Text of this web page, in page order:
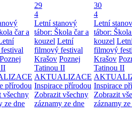
čar a
Poznej
II
přírodou
všechny
ze dne
29
4
Letní stanový
tábor: Škola čar a
kouzel Letní
filmový festival
Krašov Poznej
Tatinou II
AKTUALIZACE
Inspirace přírodou
Zobrazit všechny
záznamy ze dne
30
4
Letní
tábor:
kouzel
filmový
Krašov
Tatinou II
Inspirace
Zobrazit
záznamy